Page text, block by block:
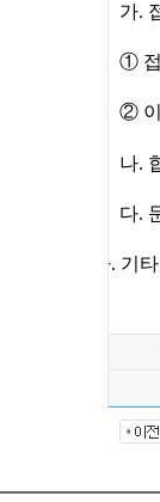
가.
①
②
나.
다.
라. 기타
경우 입사